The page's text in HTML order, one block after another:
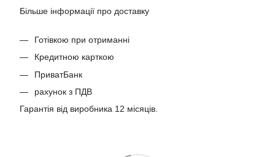
Більше інформації про доставку
Готівкою при отриманні
Кредитною карткою
ПриватБанк
рахунок з ПДВ
Гарантія від виробника 12 місяців.